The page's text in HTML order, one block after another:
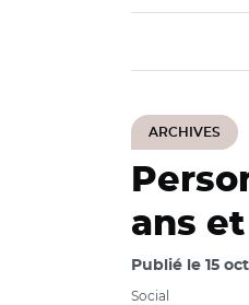
ARCHIVES
ans
Publié le 15
Social